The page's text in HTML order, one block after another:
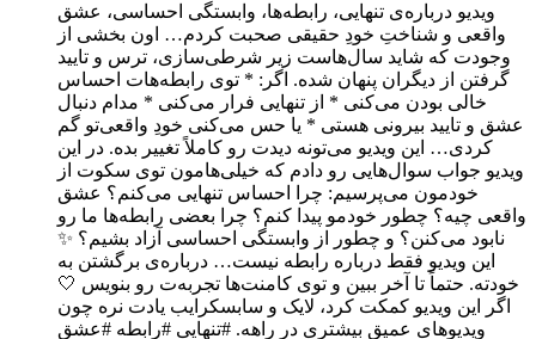
ویدیو درباره‌ی تنهایی، رابطه‌ها، وابستگی احساسی، عشق
واقعی و شناختِ خودِ حقیقی صحبت کردم… اون بخشی از
وجودت که شاید سال‌هاست زیر شرطی‌سازی، ترس و تایید
گرفتن از دیگران پنهان شده. اگر: * توی رابطه‌هات احساس
خالی بودن می‌کنی * از تنهایی فرار می‌کنی * مدام دنبال
عشق و تایید بیرونی هستی * یا حس می‌کنی خودِ واقعی‌تو گم
کردی… این ویدیو می‌تونه دیدت رو کاملاً تغییر بده. در این
ویدیو جواب سوال‌هایی رو دادم که خیلی‌هامون توی سکوت از
خودمون می‌پرسیم: چرا احساس تنهایی می‌کنم؟ عشق
واقعی چیه؟ چطور خودمو پیدا کنم؟ چرا بعضی رابطه‌ها ما رو
نابود می‌کنن؟ و چطور از وابستگی احساسی آزاد بشیم؟ ✨
این ویدیو فقط درباره رابطه نیست… درباره‌ی برگشتن به
خودته. حتماً تا آخر ببین و توی کامنت‌ها تجربه‌ت رو بنویس 🤍
اگر این ویدیو کمکت کرد، لایک و سابسکرایب یادت نره چون
ویدیوهای عمیق بیشتری در راهه. #تنهایی #رابطه #عشق